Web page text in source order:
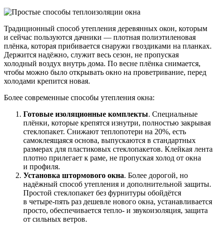
Традиционный способ утепления деревянных окон, которым
и сейчас пользуются дачники — плотная полиэтиленовая
плёнка, которая прибивается снаружи гвоздиками на планках.
Держится надёжно, служит весь сезон, не пропуская
холодный воздух внутрь дома. По весне плёнка снимается,
чтобы можно было открывать окно на проветривание, перед
холодами крепится новая.
Более современные способы утепления окна:
Готовые изоляционные комплекты. Специальные
плёнки, которые крепятся изнутри, полностью закрывая
стеклопакет. Снижают теплопотери на 20%, есть
самоклеящаяся основа, выпускаются в стандартных
размерах для пластиковых стеклопакетов. Клейкая лента
плотно прилегает к раме, не пропуская холод от окна
и профиля.
Установка штормового окна. Более дорогой, но
надёжный способ утепления и дополнительной защиты.
Простой стеклопакет без фурнитуры обойдётся
в четыре-пять раз дешевле нового окна, устанавливается
просто, обеспечивается тепло- и звукоизоляция, защита
от сильных ветров.